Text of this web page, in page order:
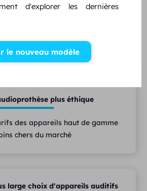
pluridisciplinaire
et techniciens à votre écoute
plus éthique
des appareils haut de gamme
chers du marché
large choix d'appareils auditifs
d'explorer les dernières
le nouveau modèle